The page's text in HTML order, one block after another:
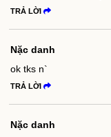
TRẢ LỜI
Nặc danh
ok tks n`
TRẢ LỜI
Nặc danh